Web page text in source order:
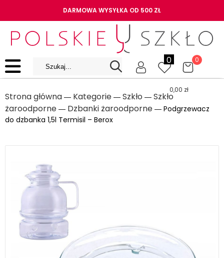
DARMOWA WYSYŁKA OD 500 ZŁ
0 0
0,00 zł
Strona główna ― Kategorie ― Szkło ― Szkło
żaroodporne ― Dzbanki żaroodporne ― Podgrzewacz
do dzbanka 1,5l Termisil – Berox